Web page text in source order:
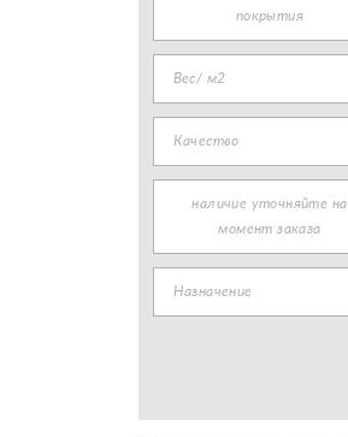
покрытия
Вес/ м2
Качество
наличие уточняйте на
момент заказа
Назначение